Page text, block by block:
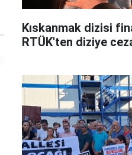
Kıskanmak dizisi
RTÜK'ten diziye